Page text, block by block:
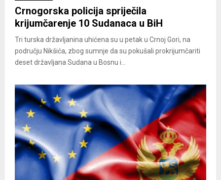
Crnogorska policija spriječila
krijumčarenje 10 Sudanaca u BiH
Tri turska državljanina uhićena su u petak u Crnoj Gori, na
području Nikšića, zbog sumnje da su pokušali prokrijumčariti
deset državljana Sudana u Bosnu i...